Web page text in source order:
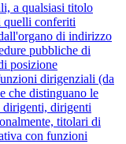
a qualsiasi titolo
conferiti
di indirizzo
pubbliche di
posizione
dirigenziali (da
che distinguano le
dirigenti, dirigenti
titolari di
con funzioni